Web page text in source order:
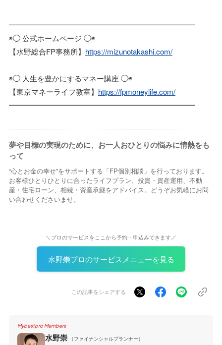
━━━━━━━━━━━━━━━━━━━━━━━━━
◉◯ 公式ホームページ ◯◉
【水野総合FP事務所】 https://mizunotakashi.com/
◉◯ 人生を豊かにするマネー講座 ◯◉
【東京マネーライフ教室】 https://fpmoneylife.com/
━━━━━━━━━━━━━━━━━━━━━━━━━
夢や目標の実現のために、お一人おひとりの悩みに情熱をも
って
“心とお金の幸せ”をサポートする「FP個別相談」を行っております。
お客様ひとりひとりに合ったライフプラン、投資・資産運用、不動
産・住宅ローン、相続・資産承継をアドバイス。どうぞお気軽にお問
い合わせくださいませ。
＼プロのサービスをここから予約・申込みできます／
水野崇プロのサービスメニューを見る
この記事をシェアする
Mybestpro Members
水野崇
（ファイナンシャルプランナー）